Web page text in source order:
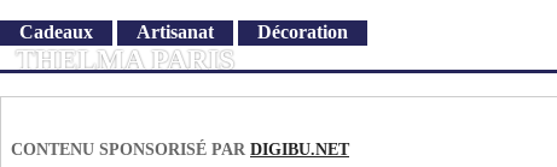
THELMA PARIS
Cadeaux Artisanat Décoration
CONTENU SPONSORISÉ PAR DIGIBU.NET